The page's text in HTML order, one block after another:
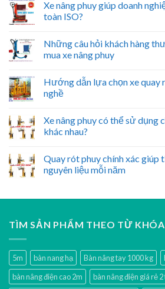
Xe nâng phuy giúp doanh
toàn ISO?
Những câu hỏi khách hàng
mua xe nâng phuy
Hướng dẫn lựa chọn xe quay
nghề
Xe nâng phuy có thể sử dụng
khác nhau?
Quay rót phuy chính xác
nguyên liệu mỗi năm
TÌM SẢN PHẨM THEO TỪ KHÓA
5m bàn nang hạ Bàn nâng tay 1000 kg
bàn nâng điện cao 2m
bàn nâng điện giá rẻ